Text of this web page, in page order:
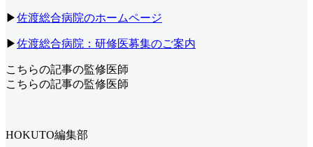
▶佐渡総合病院のホームページ
▶佐渡総合病院：研修医募集のご案内
こちらの記事の監修医師
こちらの記事の監修医師
HOKUTO編集部